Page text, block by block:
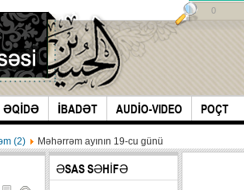
ƏQİDƏ İBADƏT AUDİO-VIDEO POÇT
0
(2) Məhərrəm ayının 19-cu günü
ƏSAS SƏHİFƏ